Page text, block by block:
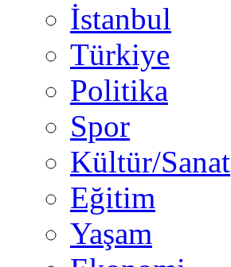
İstanbul
Türkiye
Politika
Spor
Kültür/Sanat
Eğitim
Yaşam